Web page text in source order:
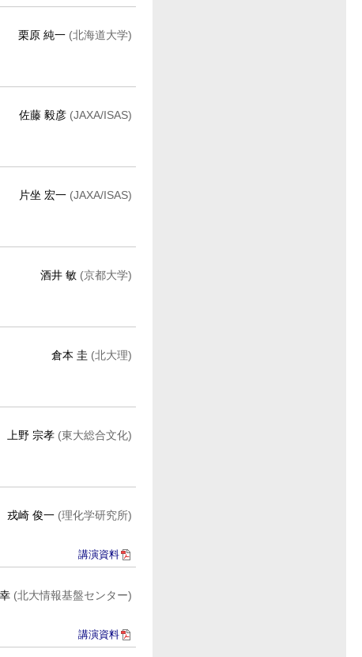
栗原 純一 (北海道大学)
佐藤 毅彦 (JAXA/ISAS)
片坐 宏一 (JAXA/ISAS)
酒井 敏 (京都大学)
倉本 圭 (北大理)
上野 宗孝 (東大総合文化)
戎崎 俊一 (理化学研究所)
講演資料
(北大情報基盤センター)
講演資料